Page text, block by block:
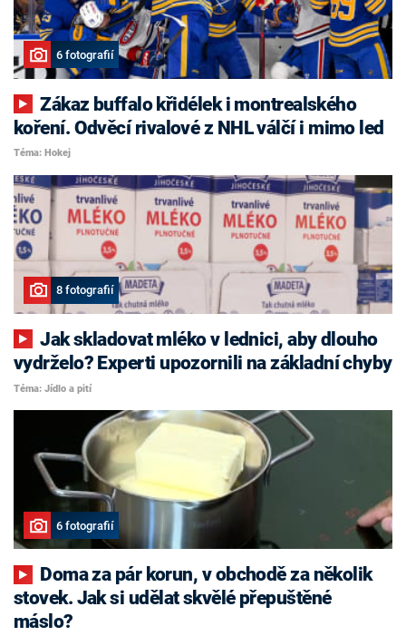
6 fotografií
Zákaz buffalo křidélek i montrealského
koření. Odvěcí rivalové z NHL válčí i mimo led
Téma: Hokej
8 fotografií
Jak skladovat mléko v lednici, aby dlouho
vydrželo? Experti upozornili na základní chyby
Téma: Jídlo a pití
6 fotografií
stovek. Jak si udělat skvělé přepuštěné
máslo?